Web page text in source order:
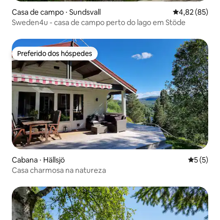
Casa de campo ⋅ Sundsvall 4,82 de uma
4,82 (85)
Sweden4u - casa de campo perto do lago em Stöde
Preferido dos hóspedes
Preferido dos hóspedes
Cabana ⋅ Hällsjö 5 de
5 (5)
Casa charmosa na natureza